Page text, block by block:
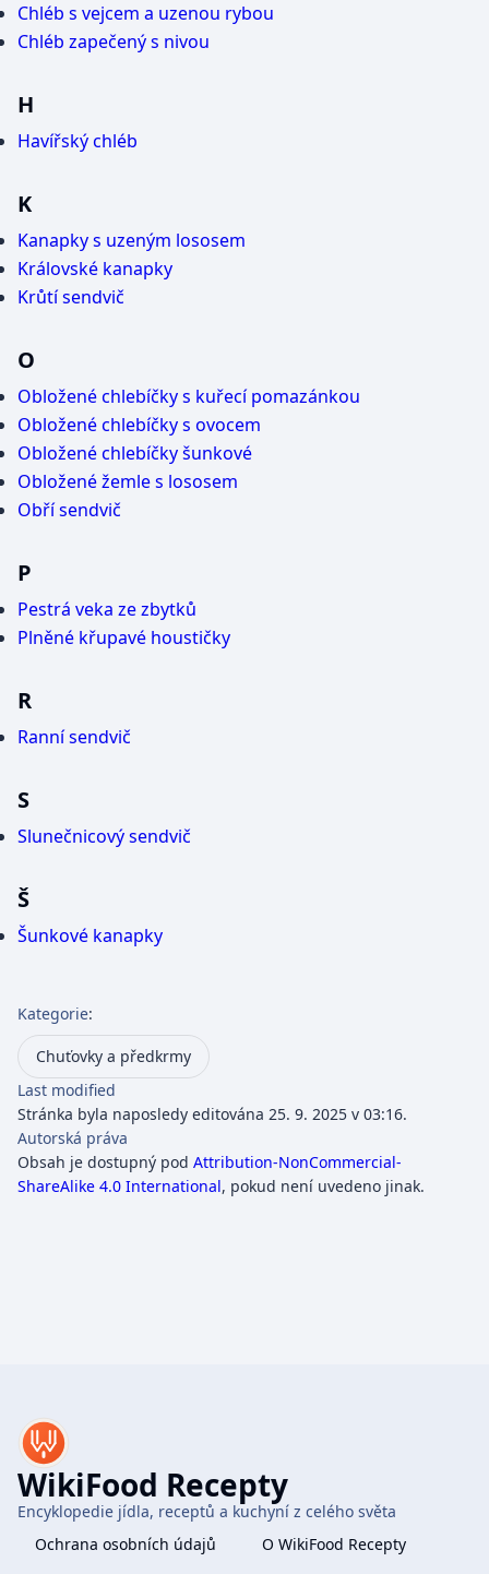
Chléb s vejcem a uzenou rybou
Chléb zapečený s nivou
H
Havířský chléb
K
Kanapky s uzeným lososem
Královské kanapky
Krůtí sendvič
O
Obložené chlebíčky s kuřecí pomazánkou
Obložené chlebíčky s ovocem
Obložené chlebíčky šunkové
Obložené žemle s lososem
Obří sendvič
P
Pestrá veka ze zbytků
Plněné křupavé houstičky
R
Ranní sendvič
S
Slunečnicový sendvič
Š
Šunkové kanapky
Kategorie:
Chuťovky a předkrmy
Last modified
Stránka byla naposledy editována 25. 9. 2025 v 03:16.
Autorská práva
Obsah je dostupný pod Attribution-NonCommercial-
ShareAlike 4.0 International, pokud není uvedeno jinak.
WikiFood Recepty
Encyklopedie jídla, receptů a kuchyní z celého světa
Ochrana osobních údajů
O WikiFood Recepty